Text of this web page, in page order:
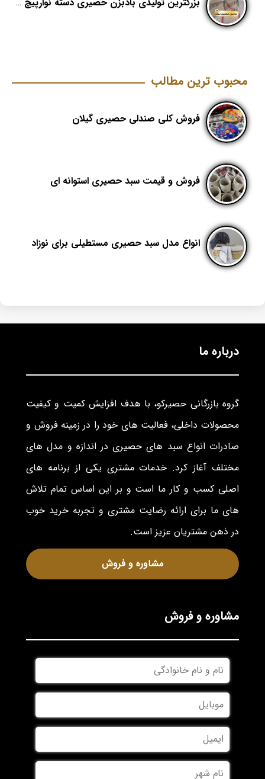
محبوب ترین مطالب
فروش کلی صندلی حصیری گیلان
فروش و قیمت سبد حصیری استوانه ای
انواع مدل سبد حصیری مستطیلی برای نوزاد
درباره ما
گروه بازرگانی حصیرکو، با هدف افزایش کمیت و کیفیت
محصولات داخلی، فعالیت های خود را در زمینه فروش و
صادرات انواع سبد های حصیری در اندازه و مدل های
مختلف آغاز کرد. خدمات مشتری یکی از برنامه های
اصلی کسب و کار ما است و بر این اساس تمام تلاش
های ما برای ارائه رضایت مشتری و تجربه خرید خوب
در ذهن مشتریان عزیز است.
مشاوره و فروش
مشاوره و فروش
نام
و
نام
خانوادگی
موبایل
ایمیل
نام